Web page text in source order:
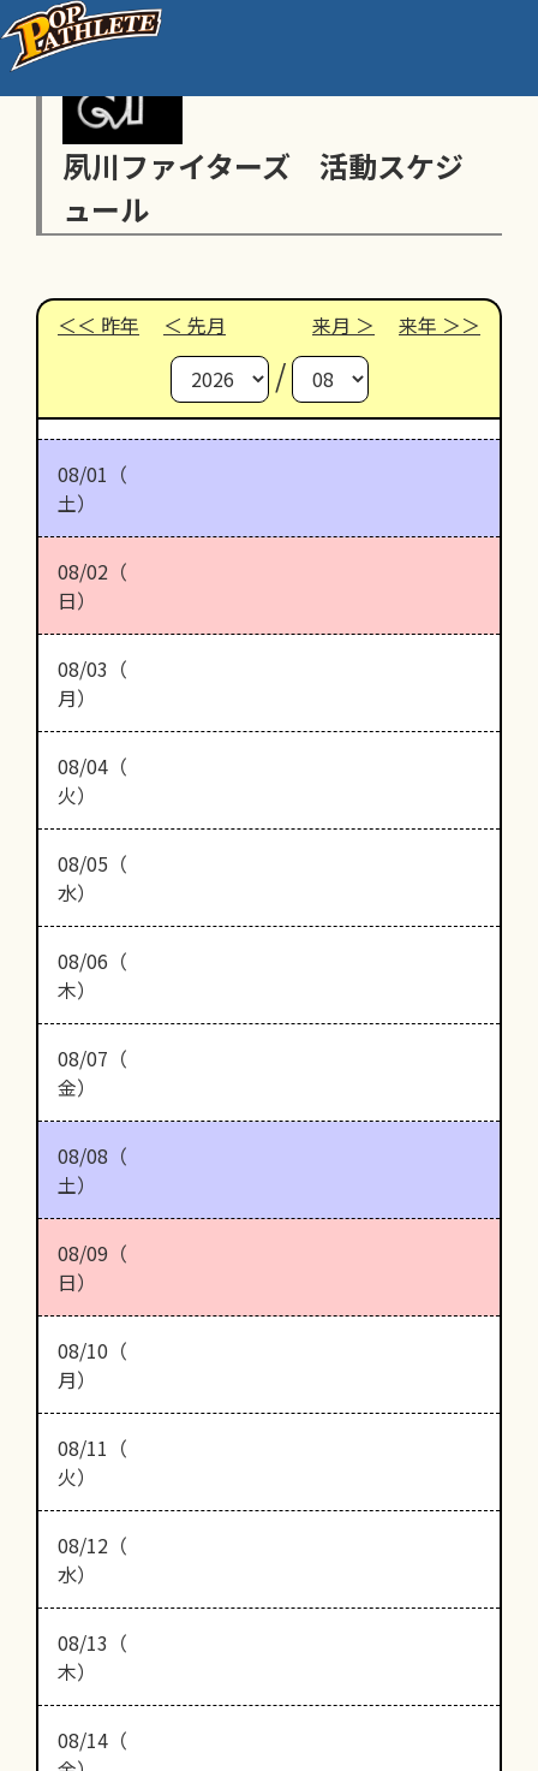
夙川ファイターズ 活動スケジ
ュール
昨年 先月 来月 来年
/
08/01（
土）
08/02（
日）
08/03（
月）
08/04（
火）
08/05（
水）
08/06（
木）
08/07（
金）
08/08（
土）
08/09（
日）
08/10（
月）
08/11（
火）
08/12（
水）
08/13（
木）
08/14（